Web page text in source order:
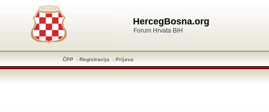
HercegBosna.org
Forum Hrvata BiH
ČPP - Registracija - Prijava